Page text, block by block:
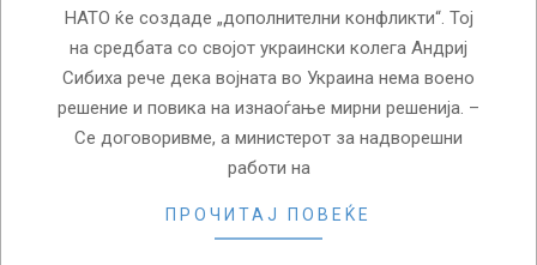
НАТО ќе создаде „дополнителни конфликти“. Тој
на средбата со својот украински колега Андриј
Сибиха рече дека војната во Украина нема воено
решение и повика на изнаоѓање мирни решенија. –
Се договоривме, а министерот за надворешни
работи на
ПРОЧИТАЈ ПОВЕЌЕ